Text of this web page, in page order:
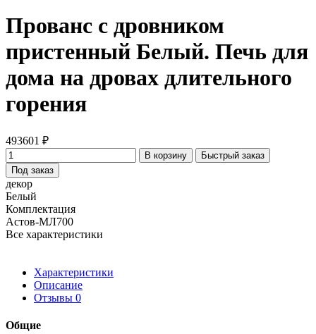
Прованс с дровником
пристенный Белый. Печь для
дома на дровах длительного
горения
493601 ₽
В корзину
Быстрый заказ
Под заказ
декор
Белый
Комплектация
Астов-МЛ700
Все характеристики
Характеристики
Описание
Отзывы 0
Общие